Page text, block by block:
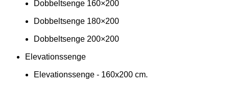
Dobbeltsenge 160×200
Dobbeltsenge 180×200
Dobbeltsenge 200×200
Elevationssenge
Elevationssenge - 160x200 cm.